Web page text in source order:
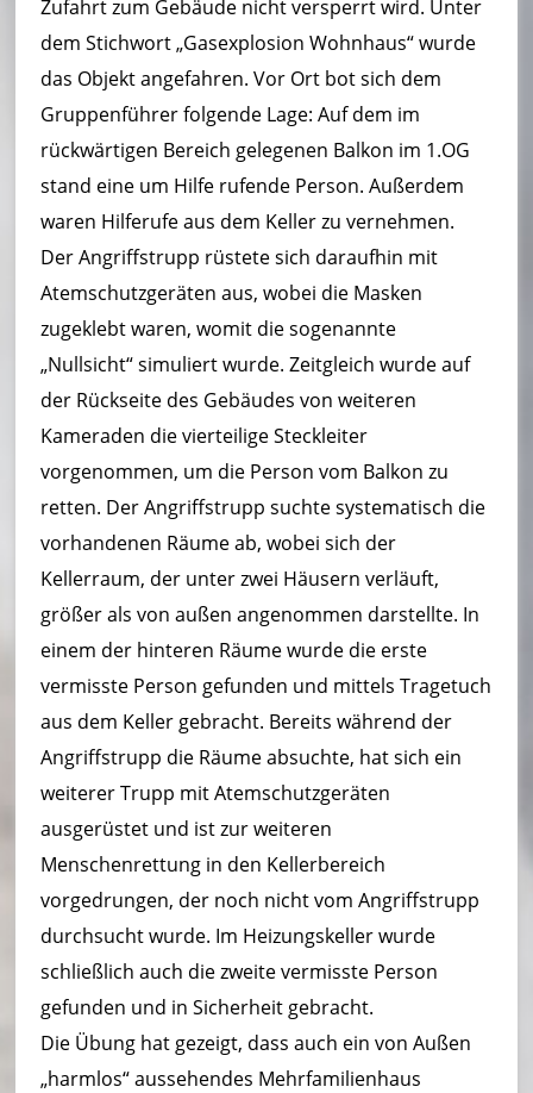
r
n
h
ei
m
–
L
ö
s
c
h
ei
n
h
ei
t
W
al
b
e
r
b
e
rg
Zufahrt zum Gebäude nicht versperrt wird. Unter
dem Stichwort „Gasexplosion Wohnhaus“ wurde
das Objekt angefahren. Vor Ort bot sich dem
Gruppenführer folgende Lage: Auf dem im
rückwärtigen Bereich gelegenen Balkon im 1.OG
stand eine um Hilfe rufende Person. Außerdem
waren Hilferufe aus dem Keller zu vernehmen.
Der Angriffstrupp rüstete sich daraufhin mit
Atemschutzgeräten aus, wobei die Masken
zugeklebt waren, womit die sogenannte
„Nullsicht“ simuliert wurde. Zeitgleich wurde auf
der Rückseite des Gebäudes von weiteren
Kameraden die vierteilige Steckleiter
vorgenommen, um die Person vom Balkon zu
retten. Der Angriffstrupp suchte systematisch die
vorhandenen Räume ab, wobei sich der
Kellerraum, der unter zwei Häusern verläuft,
größer als von außen angenommen darstellte. In
einem der hinteren Räume wurde die erste
vermisste Person gefunden und mittels Tragetuch
aus dem Keller gebracht. Bereits während der
Angriffstrupp die Räume absuchte, hat sich ein
weiterer Trupp mit Atemschutzgeräten
ausgerüstet und ist zur weiteren
Menschenrettung in den Kellerbereich
vorgedrungen, der noch nicht vom Angriffstrupp
durchsucht wurde. Im Heizungskeller wurde
schließlich auch die zweite vermisste Person
gefunden und in Sicherheit gebracht.
Die Übung hat gezeigt, dass auch ein von Außen
„harmlos“ aussehendes Mehrfamilienhaus